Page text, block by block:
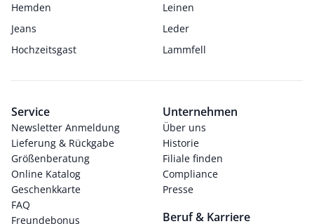
Hemden
Leinen
Jeans
Leder
Hochzeitsgast
Lammfell
Service
Newsletter Anmeldung
Lieferung & Rückgabe
Größenberatung
Online Katalog
Geschenkkarte
FAQ
Freundebonus
Unternehmen
Über uns
Historie
Filiale finden
Compliance
Presse
Beruf & Karriere